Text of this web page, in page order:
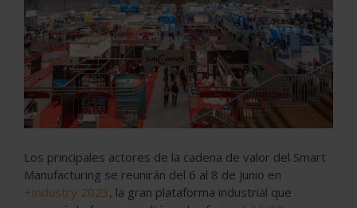
Los principales actores de la cadena de valor del Smart
Manufacturing se reunirán del 6 al 8 de junio en
+Industry 2023, la gran plataforma industrial que